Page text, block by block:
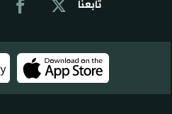
تابعنا